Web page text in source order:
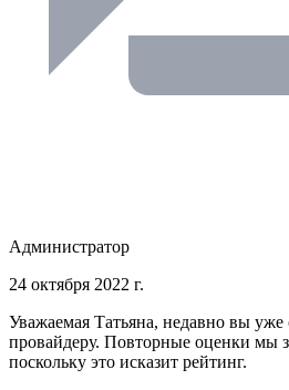
Администратор
24 октября 2022 г.
Уважаемая Татьяна, недавно вы уже
провайдеру. Повторные оценки мы
поскольку это исказит рейтинг.